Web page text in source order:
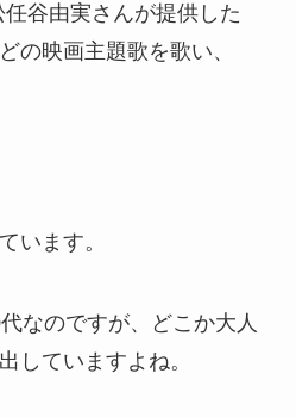
谷由実さんが提供した
の映画主題歌を歌い、
います。
なのですが、どこか大人
していますよね。